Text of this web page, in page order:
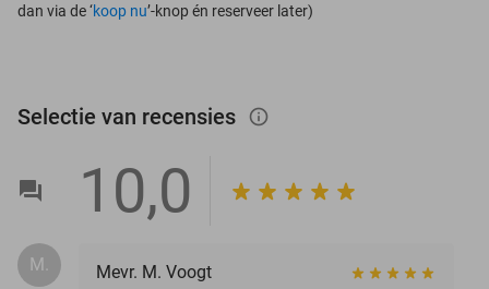
dan via de ‘koop nu’-knop én reserveer later)
Selectie van recensies info_outlined
10,0
M.
Mevr. M. Voogt